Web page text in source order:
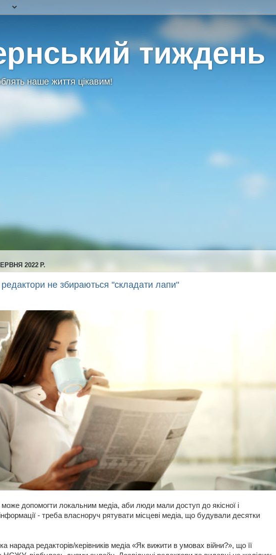
тиждень
наше життя цікавим!
2022 Р.
редактори не збираються "складати лапи"
допомогти локальним медіа, аби люди мали доступ до якісної і
інформації - треба власноруч рятувати місцеві медіа, що будували десятки
нарада редакторів/керівників медіа «Як вижити в умовах війни?», що її